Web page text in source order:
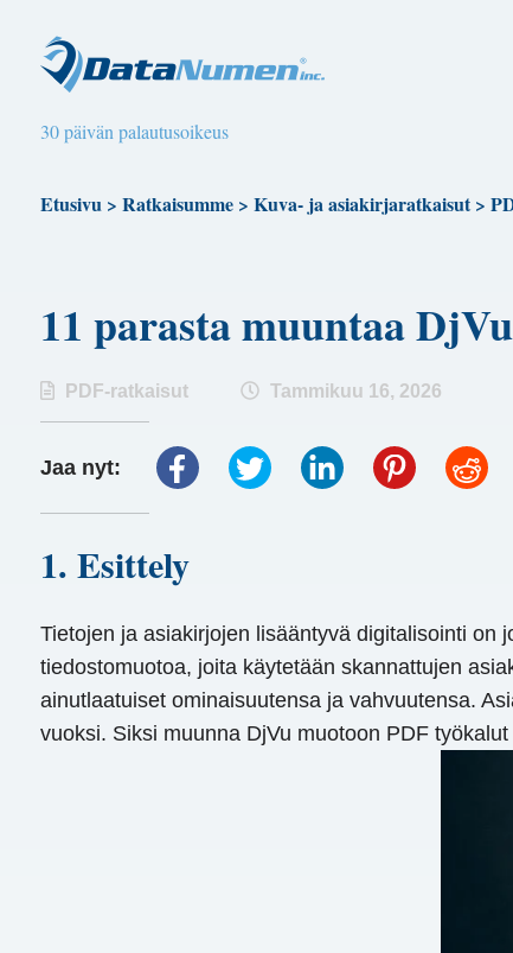
30 päivän palautusoikeus
Etusivu> Ratkaisumme> Kuva- ja asiakirjaratkaisut>
11 parasta muuntaa
PDF-ratkaisut Tammikuu 16, 2026
Jaa nyt:
1. Esittely
Tietojen ja asiakirjojen lisääntyvä digitalisointi on
tiedostomuotoa, joita käytetään skannattujen
ainutlaatuiset ominaisuutensa ja vahvuutensa.
vuoksi. Siksi muunna DjVu muotoon PDF